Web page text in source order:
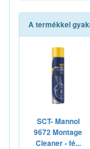
A termékkel
SCT- Mannol
9672 Montage
Cleaner - fé...